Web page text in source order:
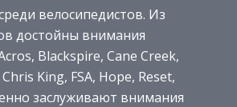
велосипедистов. Из
достойны внимания
Blackspire, Cane Creek,
King, FSA, Hope, Reset,
заслуживают внимания